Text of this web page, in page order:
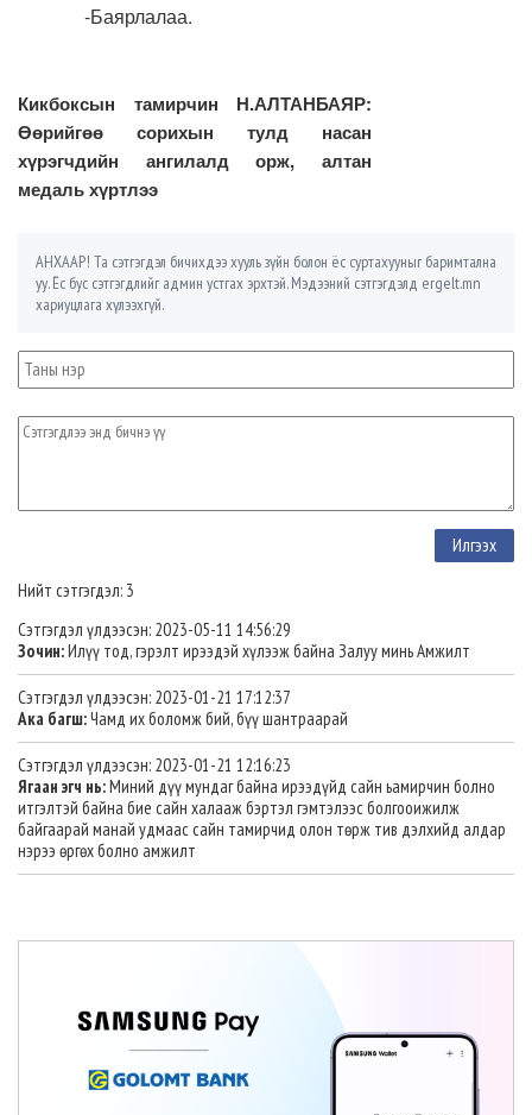
-Баярлалаа.
Кикбоксын тамирчин Н.АЛТАНБАЯР:
Өөрийгөө сорихын тулд насан
хүрэгчдийн ангилалд орж, алтан
медаль хүртлээ
АНХААР! Та сэтгэгдэл бичихдээ хууль зүйн болон ёс суртахууныг баримтална
уу. Ёс бус сэтгэгдлийг админ устгах эрхтэй. Мэдээний сэтгэгдэлд ergelt.mn
хариуцлага хүлээхгүй.
Нийт сэтгэгдэл: 3
Сэтгэгдэл үлдээсэн: 2023-05-11 14:56:29
Зочин:Илүү тод, гэрэлт ирээдэй хүлээж байна Залуу минь Амжилт
Сэтгэгдэл үлдээсэн: 2023-01-21 17:12:37
Ака багш:Чамд их боломж бий, бүү шантраарай
Сэтгэгдэл үлдээсэн: 2023-01-21 12:16:23
Ягаан эгч нь:Миний дүү мундаг байна ирээдүйд сайн ьамирчин болно
итгэлтэй байна бие сайн халааж бэртэл гэмтэлээс болгооижилж
байгаарай манай удмаас сайн тамирчид олон төрж тив дэлхийд алдар
нэрээ өргөх болно амжилт